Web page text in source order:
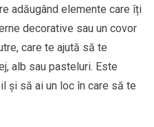
adăugând elemente care îți
decorative sau un covor
care te ajută să te
alb sau pasteluri. Este
și să ai un loc în care să te